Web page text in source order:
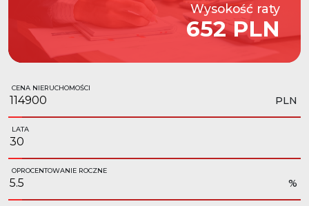
Wysokość raty
652 PLN
CENA NIERUCHOMOŚCI
PLN
LATA
OPROCENTOWANIE ROCZNE
%